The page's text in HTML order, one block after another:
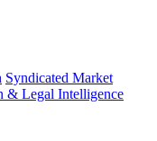
Syndicated Market
& Legal Intelligence